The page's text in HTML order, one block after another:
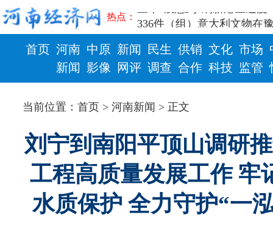
热点： 336件（组）意大利文物在
河南省政协十三届常委会第
习近平对防汛救灾工作作出
郑州、济南、青岛三城联合
2026年“文明实践进基层”主
“七一勋章”获得者丨“炼油
豫篮联赛结束第十七轮争夺
算力，正在重新“耕种”中原
河南省二十条硬核举措出炉
河南省主汛期防汛抗旱工作
“从根本上改变了中国人民
从国家科技奖看中原创新跃
首页 河南
新闻
中原
影像
新闻
网评
民生
调查
供销
合作
文化
科技
市场
监管
财政 健康
当前位置：首页 >河南新闻 > 正文
刘宁到南阳平顶山调研
工程高质量发展工作 牢
水质保护 全力守护“一